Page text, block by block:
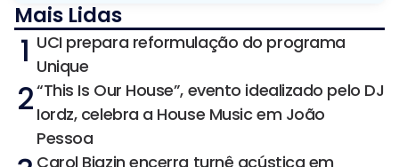
Mais Lidas
1 UCI prepara reformulação do programa
Unique
2“This Is Our House”, evento idealizado pelo DJ
Iordz, celebra a House Music em João
Pessoa
Carol Biazin encerra turnê acústica em